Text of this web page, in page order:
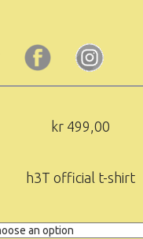
kr499,00
h3T official t-shirt